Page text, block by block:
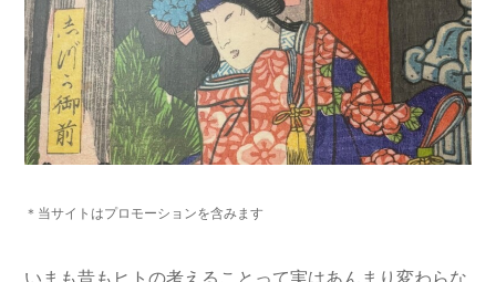
＊当サイトはプロモーションを含みます
いまも昔もヒトの考えることって実はあんまり変わらな